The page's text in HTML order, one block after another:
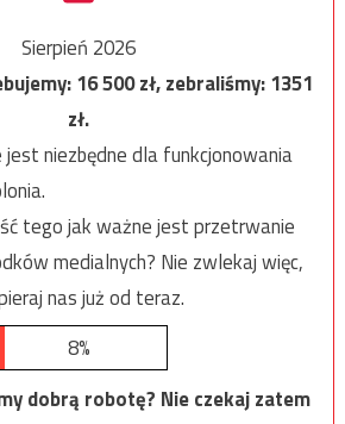
Sierpień 2026
16 500zł, zebraliśmy:1351
zł.
niezbędne dla funkcjonowania
tego jak ważne jest przetrwanie
medialnych? Nie zwlekaj więc,
nas już od teraz.
8%
dobrą robotę? Nie czekaj zatem